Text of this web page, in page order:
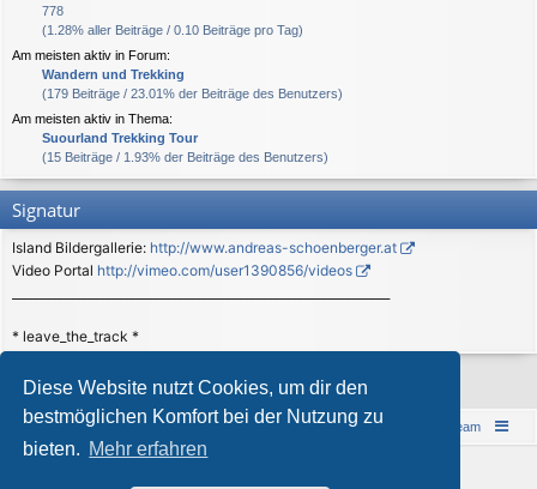
Diese Website nutzt Cookies, um dir den
bestmöglichen Komfort bei der Nutzung zu
bieten. Mehr erfahren
778
(1.28% aller Beiträge / 0.10 Beiträge pro Tag)
Am meisten aktiv in Forum:
Wandern und Trekking
(179 Beiträge / 23.01% der Beiträge des Benutzers)
Am meisten aktiv in Thema:
Suourland Trekking Tour
(15 Beiträge / 1.93% der Beiträge des Benutzers)
Signatur
Island Bildergallerie: http://www.andreas-schoenberger.at
Video Portal http://vimeo.com/user1390856/videos
* leave_the_track *
Islandreise Portal Foren-Übersicht Das Team